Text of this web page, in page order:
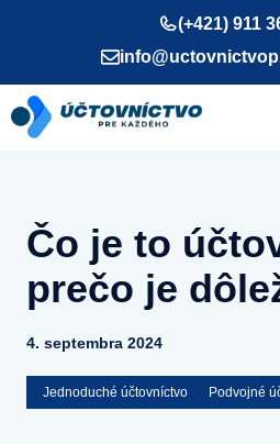
(+421) 911
Čo je to
prečo je
4. septembra 2024
Jednoduché účtovníctvo Podvojné